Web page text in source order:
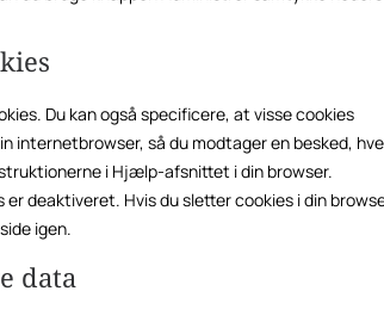
Du kan også specificere, at visse cookies
internetbrowser, så du modtager en besked,
i Hjælp-afsnittet i din browser.
deaktiveret. Hvis du sletter cookies i din
igen.
data